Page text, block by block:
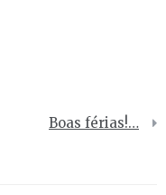
Boas férias!…